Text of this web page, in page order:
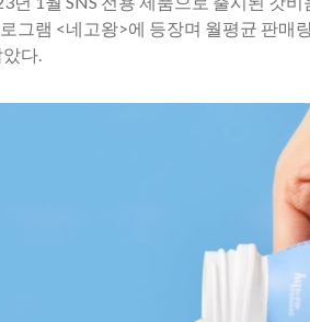
그램 <네고왕>에 등장며 월평균 판매
다.